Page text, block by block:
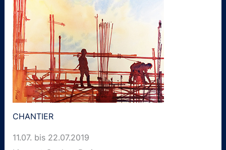
CHANTIER
11.07. bis 22.07.2019